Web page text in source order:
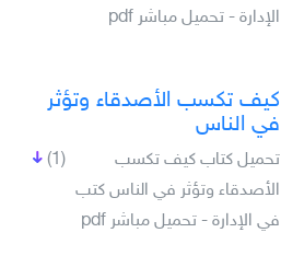
الإدارة - تحميل مباشر pdf
كيف تكسب الأصدقاء وتؤثر
في الناس
(1)
تحميل كتاب كيف تكسب
الأصدقاء وتؤثر في الناس كتب
في الإدارة - تحميل مباشر pdf